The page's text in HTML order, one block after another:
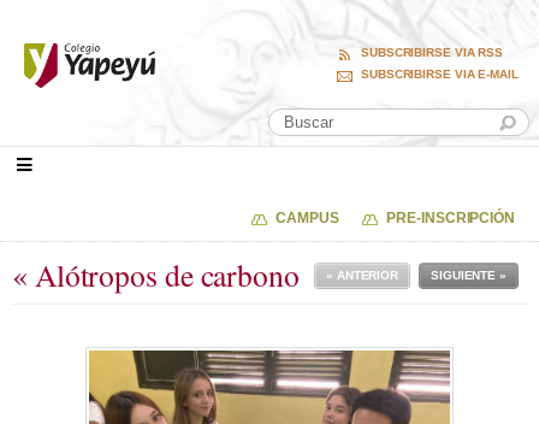
SUBSCRIBIRSE VIA RSS
SUBSCRIBIRSE VIA E-MAIL
CAMPUS PRE-INSCRIPCIÓN
« Alótropos de carbono SIGUIENTE »
« ANTERIOR